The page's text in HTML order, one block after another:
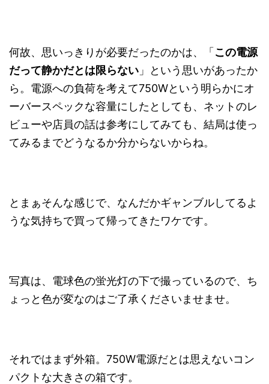
何故、思いっきりが必要だったのかは、「この電源
だって静かだとは限らない 」という思いがあったか
ら。電源への負荷を考えて750Wという明らかにオ
ーバースペックな容量にしたとしても、ネットのレ
ビューや店員の話は参考にしてみても、結局は使っ
てみるまでどうなるか分からないからね。
とまぁそんな感じで、なんだかギャンブルしてるよ
うな気持ちで買って帰ってきたワケです。
写真は、電球色の蛍光灯の下で撮っているので、ち
ょっと色が変なのはご了承くださいませませ。
それではまず外箱。750W電源だとは思えないコン
パクトな大きさの箱です。